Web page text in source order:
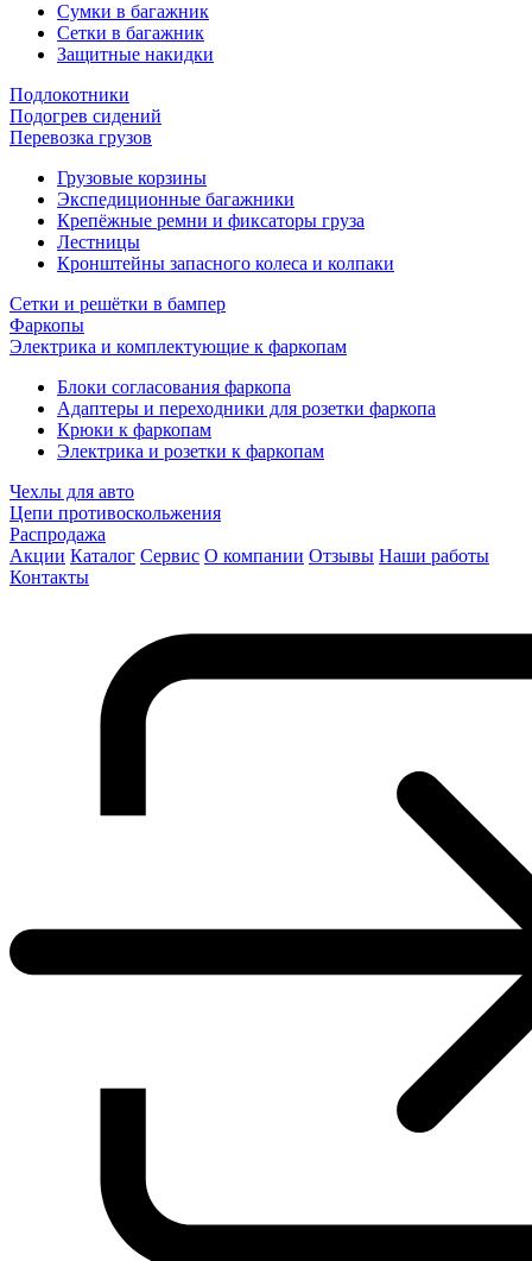
Сумки в багажник
Сетки в багажник
Защитные накидки
Подлокотники
Подогрев сидений
Перевозка грузов
Грузовые корзины
Экспедиционные багажники
Крепёжные ремни и фиксаторы груза
Лестницы
Кронштейны запасного колеса и колпаки
Сетки и решётки в бампер
Фаркопы
Электрика и комплектующие к фаркопам
Блоки согласования фаркопа
Адаптеры и переходники для розетки фаркопа
Крюки к фаркопам
Электрика и розетки к фаркопам
Чехлы для авто
Цепи противоскольжения
Распродажа
Акции Каталог Сервис О компании Отзывы Наши работы
Контакты